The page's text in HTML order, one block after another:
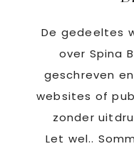
De gedeeltes
over Spina
geschreven
websites of
zonder
Let wel..